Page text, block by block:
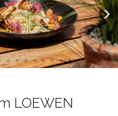
Verstärkungen
hier
informieren
Verstärkungen
hier
informieren
Verstärkungen
hier
informieren
LOEWEN